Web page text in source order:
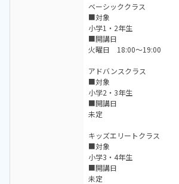
ベーシッククラス
■対象
小学1・2年生
■開講日
火曜日 18:00～19:00
アドバンスクラス
■対象
小学2・3年生
■開講日
未定
キッズエリートクラス
■対象
小学3・4年生
■開講日
未定